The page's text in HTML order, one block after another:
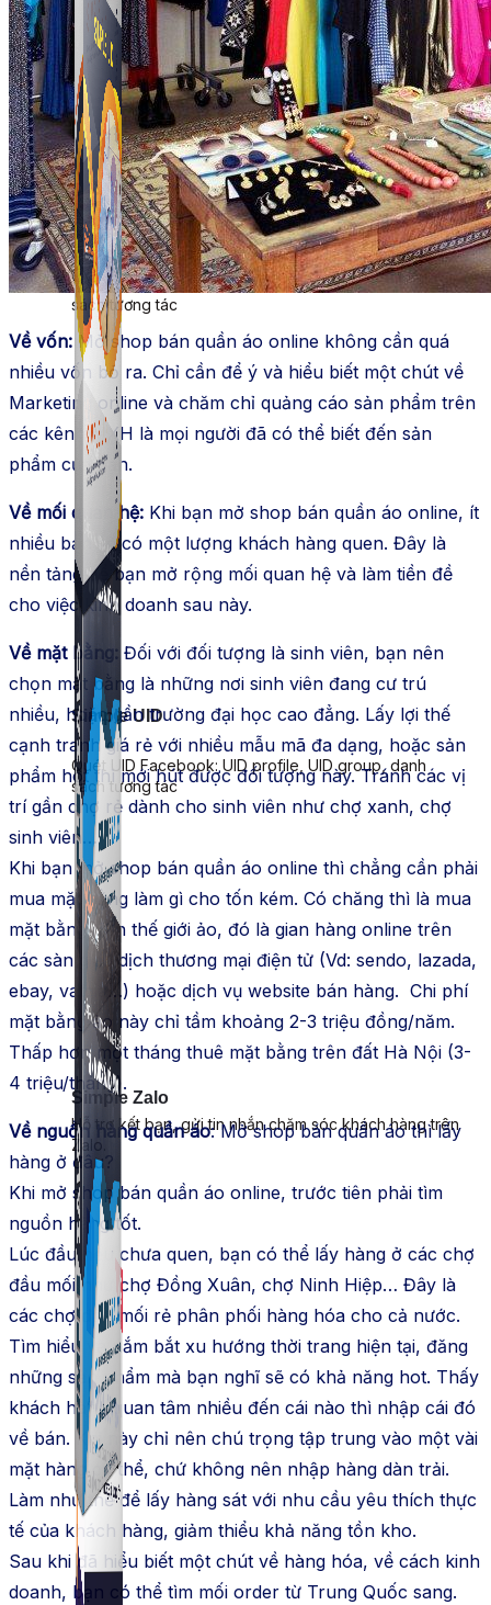
Simple UID
Quét UID Facebook: UID profile, UID group, danh
sách tương tác
Simple Zalo
Hỗ trợ kết bạn, gửi tin nhắn chăm sóc khách hàng trên
Zalo.
Simple UID
Quét UID Facebook: UID profile, UID group, danh
sách tương tác
Về vốn: Mở shop bán quần áo online không cần quá
nhiều vốn bỏ ra. Chỉ cần để ý và hiểu biết một chút về
Marketing online và chăm chỉ quảng cáo sản phẩm trên
các kênh MXH là mọi người đã có thể biết đến sản
phẩm của bạn.
Về mối quan hệ: Khi bạn mở shop bán quần áo online, ít
nhiều bạn sẽ có một lượng khách hàng quen. Đây là
nền tảng để bạn mở rộng mối quan hệ và làm tiền đề
cho việc kinh doanh sau này.
Về mặt bằng: Đối với đối tượng là sinh viên, bạn nên
chọn mặt bằng là những nơi sinh viên đang cư trú
nhiều, hoặc gần trường đại học cao đẳng. Lấy lợi thế
cạnh tranh giá rẻ với nhiều mẫu mã đa dạng, hoặc sản
phẩm hot thì mới hút được đối tượng này. Tránh các vị
trí gần chợ rẻ dành cho sinh viên như chợ xanh, chợ
sinh viên…
Khi bạn mở shop bán quần áo online thì chẳng cần phải
mua mặt bằng làm gì cho tốn kém. Có chăng thì là mua
mặt bằng trên thế giới ảo, đó là gian hàng online trên
các sàn giao dịch thương mại điện tử (Vd: sendo, lazada,
ebay, vatgia…) hoặc dịch vụ website bán hàng. Chi phí
mặt bằng ảo này chỉ tầm khoảng 2-3 triệu đồng/năm.
Thấp hơn một tháng thuê mặt bằng trên đất Hà Nội (3-
4 triệu/tháng).
Về nguồn hàng quần áo: Mở shop bán quần áo thì lấy
hàng ở đâu?
Khi mở shop bán quần áo online, trước tiên phải tìm
nguồn hàng tốt.
Lúc đầu nếu chưa quen, bạn có thể lấy hàng ở các chợ
đầu mối như chợ Đồng Xuân, chợ Ninh Hiệp… Đây là
các chợ đầu mối rẻ phân phối hàng hóa cho cả nước.
Tìm hiểu và nắm bắt xu hướng thời trang hiện tại, đăng
những sản phẩm mà bạn nghĩ sẽ có khả năng hot. Thấy
khách hàng quan tâm nhiều đến cái nào thì nhập cái đó
về bán. Khi này chỉ nên chú trọng tập trung vào một vài
mặt hàng cụ thể, chứ không nên nhập hàng dàn trải.
Làm như thế để lấy hàng sát với nhu cầu yêu thích thực
tế của khách hàng, giảm thiểu khả năng tồn kho.
Sau khi đã hiểu biết một chút về hàng hóa, về cách kinh
doanh, bạn có thể tìm mối order từ Trung Quốc sang.